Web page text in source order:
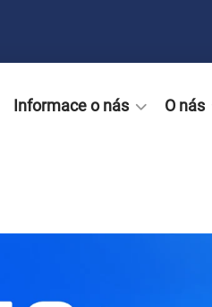
Informace o nás O nás